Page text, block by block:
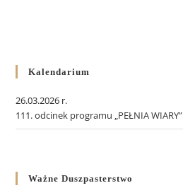
Kalendarium
26.03.2026 r.
111. odcinek programu „PEŁNIA WIARY”
Ważne Duszpasterstwo